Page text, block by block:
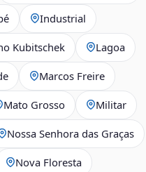
Industrial
Kubitschek Lagoa
Marcos Freire
Mato Grosso Militar
Nossa Senhora das Graças
Nova Floresta